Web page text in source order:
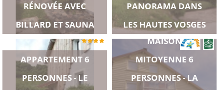
RÉNOVÉE AVEC
BILLARD ET SAUNA
PANORAMA DANS
LES HAUTES VOSGES
APPARTEMENT 6
PERSONNES - LE
MAISON
MITOYENNE 6
PERSONNES - LA